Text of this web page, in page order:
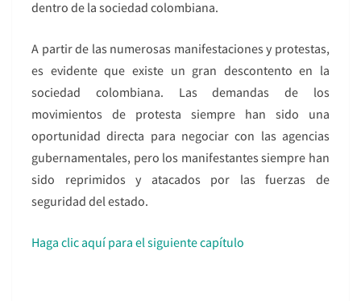
dentro de la sociedad colombiana.
A partir de las numerosas manifestaciones y protestas,
es evidente que existe un gran descontento en la
sociedad colombiana. Las demandas de los
movimientos de protesta siempre han sido una
oportunidad directa para negociar con las agencias
gubernamentales, pero los manifestantes siempre han
sido reprimidos y atacados por las fuerzas de
seguridad del estado.
Haga clic aquí para el siguiente capítulo